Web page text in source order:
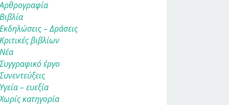
Αρθρογραφία
Βιβλία
Εκδηλώσεις – Δράσεις
Κριτικές βιβλίων
Νέα
Συγγραφικό έργο
Συνεντεύξεις
Υγεία – ευεξία
Χωρίς κατηγορία